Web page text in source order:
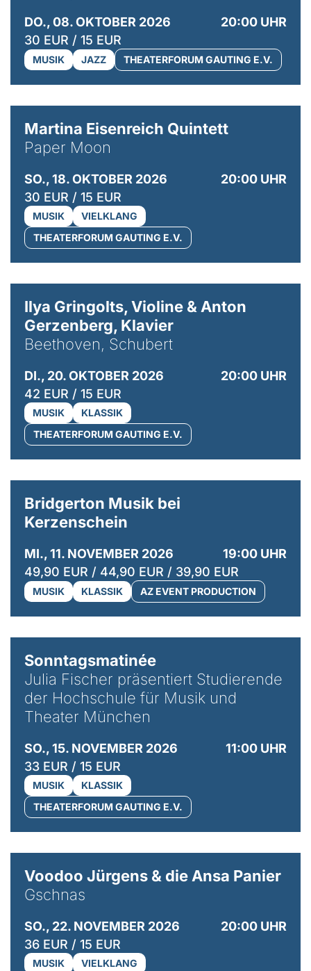
DO., 08. OKTOBER 2026
20:00 UHR
30 EUR / 15 EUR
MUSIK JAZZ THEATERFORUM GAUTING E.V.
Martina Eisenreich Quintett
Paper Moon
SO., 18. OKTOBER 2026
20:00 UHR
30 EUR / 15 EUR
MUSIK
VIELKLANG
THEATERFORUM GAUTING E.V.
Ilya Gringolts, Violine & Anton
Gerzenberg, Klavier
Beethoven, Schubert
DI., 20. OKTOBER 2026
20:00 UHR
42 EUR / 15 EUR
MUSIK
KLASSIK
THEATERFORUM GAUTING E.V.
Bridgerton Musik bei
Kerzenschein
MI., 11. NOVEMBER 2026
19:00 UHR
49,90 EUR / 44,90 EUR / 39,90 EUR
MUSIK KLASSIK AZ EVENT PRODUCTION
Sonntagsmatinée
Julia Fischer präsentiert Studierende
der Hochschule für Musik und
Theater München
SO., 15. NOVEMBER 2026
11:00 UHR
33 EUR / 15 EUR
MUSIK
KLASSIK
THEATERFORUM GAUTING E.V.
Voodoo Jürgens & die Ansa Panier
Gschnas
SO., 22. NOVEMBER 2026
20:00 UHR
36 EUR / 15 EUR
MUSIK VIELKLANG